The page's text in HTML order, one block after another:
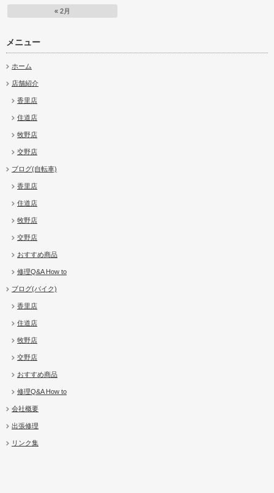
« 2月
メニュー
ホーム
店舗紹介
香里店
住道店
牧野店
交野店
ブログ(自転車)
香里店
住道店
牧野店
交野店
おすすめ商品
修理Q&A How to
ブログ(バイク)
香里店
住道店
牧野店
交野店
おすすめ商品
修理Q&A How to
会社概要
出張修理
リンク集